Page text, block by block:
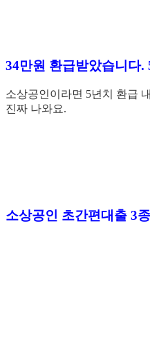
34만원 환급받았습니다.
소상공인이라면 5년치 환급
진짜 나와요.
소상공인 초간편대출 3